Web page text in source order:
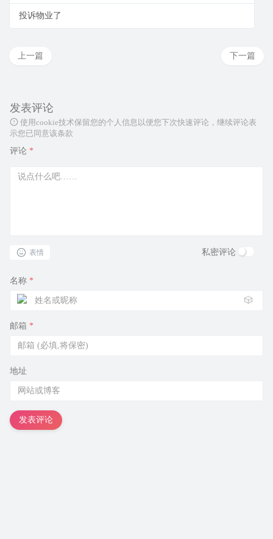
投诉物业了
下一篇
上一篇
发表评论
使用cookie技术保留您的个人信息以便您下次快速评论，继续评论表
示您已同意该条款
评论 *
表情 私密评论
名称 *
🎲
邮箱 *
地址
发表评论